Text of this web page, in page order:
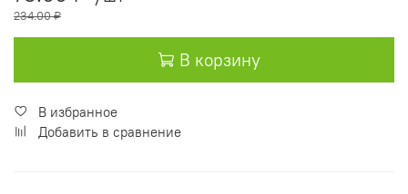
234.00 ₽
В корзину
В избранное
Добавить в сравнение